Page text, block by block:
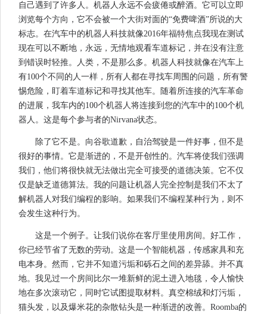
自己遇到了许多人。机器人永远不会疲倦或醉酒。它可以立即
浏览每个方向，它不会被一个大街对面的“免费啤酒”所说的大
标志。在汽车中的机器人科技就像2016年福特焦点我现在测试
现在可以不断地，永远，无情地观看车道标记，并在没有注意
到错误时轻推。人类，不是那么多。机器人科技就像在汽车上
有100个不同的人一样，所有人都在寻找车周围的问题，所有警
惕危险，盯着车道标记和寻找其他车。随着所连接的汽车革命
的进展，我车内的100个机器人将连接到您的汽车中的100个机
器人。这是每个参与者的Nirvana状态。
除了它不是。向谷歌道歉，自治驾驶是一件好事，但不是
很好的事情。它是渐进的，不是开创性的。汽车将使我们强调
我们，他们将很快就无法做出完全可接受的道德决策。它不仅
仅是缺乏道德算法。我的问题让机器人完全控制是我们不太了
解机器人对我们编程的影响。如果我们不编程某种行为，则不
会发生这种行为。
这是一个例子。让我们说你在客厅里使用房间。好工作，
你已经节省了无数的劳动。这是一个智能机器，传感家具和充
电本身。然而，它并不知道污垢和砾石之间的差异舔。并不真
地。我见过一个房间比尔一堆新鲜的泥土进入地毯，令人愉快
地在多次滚动它，同时它试图提取材料。真空棉绒和灯污垢，
猫头发，以及爆米花的杂散钻头是一种渐进的改善。Roomba的